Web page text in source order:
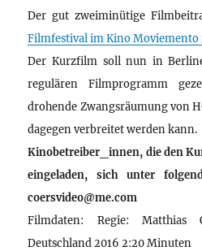
Der gut zweiminütige
Filmfestival im Kino Moviemento
Der Kurzfilm soll nun in
regulären Filmprogramm
drohende Zwangsräumung von
dagegen verbreitet werden kann.
Kinobetreiber_innen, die den
eingeladen, sich unter
coersvideo@me.com
Filmdaten: Regie:
Deutschland 2016 2:20 Minuten